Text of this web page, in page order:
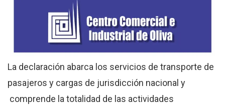
La declaración abarca los servicios de transporte de
pasajeros y cargas de jurisdicción nacional y
comprende la totalidad de las actividades